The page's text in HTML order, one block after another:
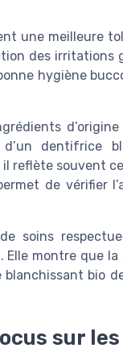
une meilleure
des irritations
hygiène
dentifrice
reflète souvent
de vérifier
soins
. Elle montre que
bio
sur